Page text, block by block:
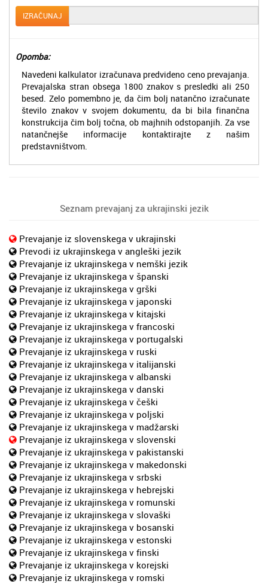
IZRAČUNAJ
Opomba:
Navedeni kalkulator izračunava predvideno ceno prevajanja.
Prevajalska stran obsega 1800 znakov s presledki ali 250
besed. Zelo pomembno je, da čim bolj natančno izračunate
število znakov v svojem dokumentu, da bi bila finančna
konstrukcija čim bolj točna, ob majhnih odstopanjih. Za vse
natančnejše informacije kontaktirajte z našim
predstavništvom.
Seznam prevajanj za ukrajinski jezik
Prevajanje iz slovenskega v ukrajinski
Prevodi iz ukrajinskega v angleški jezik
Prevajanje iz ukrajinskega v nemški jezik
Prevajanje iz ukrajinskega v španski
Prevajanje iz ukrajinskega v grški
Prevajanje iz ukrajinskega v japonski
Prevajanje iz ukrajinskega v kitajski
Prevajanje iz ukrajinskega v francoski
Prevajanje iz ukrajinskega v portugalski
Prevajanje iz ukrajinskega v ruski
Prevajanje iz ukrajinskega v italijanski
Prevajanje iz ukrajinskega v albanski
Prevajanje iz ukrajinskega v danski
Prevajanje iz ukrajinskega v češki
Prevajanje iz ukrajinskega v poljski
Prevajanje iz ukrajinskega v madžarski
Prevajanje iz ukrajinskega v slovenski
Prevajanje iz ukrajinskega v pakistanski
Prevajanje iz ukrajinskega v makedonski
Prevajanje iz ukrajinskega v srbski
Prevajanje iz ukrajinskega v hebrejski
Prevajanje iz ukrajinskega v romunski
Prevajanje iz ukrajinskega v slovaški
Prevajanje iz ukrajinskega v bosanski
Prevajanje iz ukrajinskega v estonski
Prevajanje iz ukrajinskega v finski
Prevajanje iz ukrajinskega v korejski
Prevajanje iz ukrajinskega v romski